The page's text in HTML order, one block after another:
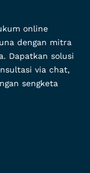
online
dengan mitra
Dapatkan solusi
via chat,
sengketa